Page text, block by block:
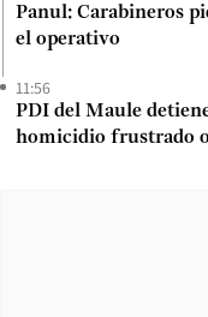
Panul: Carabineros
el operativo
11:56
PDI del Maule
homicidio frustrado